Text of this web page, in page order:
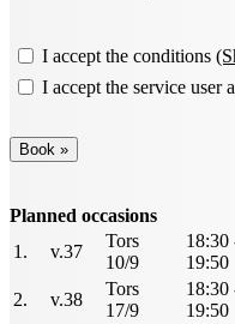
I accept the conditions
I accept the service user
Planned occasions
1.
v.37
Tors
10/9
18:30
19:50
2.
v.38
Tors
17/9
18:30
19:50